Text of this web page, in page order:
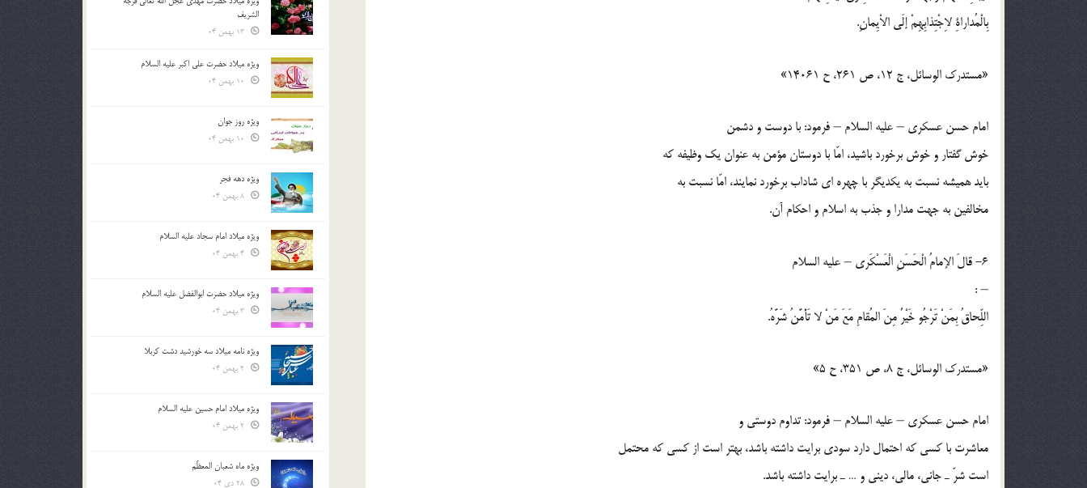
بِالْمُداراةِ لاِجْتِذابِهِمْ إلَي الاْيِمانِ.
«مستدرك الوسائل، ج 12، ص 261، ح 14061»
امام حسن عسكري – عليه السلام – فرمود: با دوست و دشمن
خوش گفتار و خوش برخورد باشيد، امّا با دوستان مؤمن به عنوان يك وظيفه كه
بايد هميشه نسبت به يكديگر با چهره اي شاداب برخورد نمايند، امّا نسبت به
مخالفين به جهت مدارا و جذب به اسلام و احكام آن.
6- قالَ الإمامُ الْحَسَنِ الْعَسْكَري – عليه السلام
– :
اللِّحاقُ بِمَنْ تَرْجُو خَيْرٌ مِنَ المُقامِ مَعَ مَنْ لا تَأْمَّنُ شَرَّهُ.
«مستدرك الوسائل، ج 8، ص 351، ح 5»
امام حسن عسكري – عليه السلام – فرمود: تداوم دوستي و
معاشرت با كسي كه احتمال دارد سودي برايت داشته باشد، بهتر است از كسي كه محتمل
است شرّ ـ جاني، مالي، ديني و … ـ برايت داشته باشد.
الشريف
ویژه میلاد حضرت علی اکبر علیه السلام
ویژه روز جوان
ویژه دهه فجر
ویژه میلاد امام سجاد علیه السلام
ویژه میلاد حضرت ابوالفضل علیه السلام
ویژه نامه میلاد سه خورشید دشت کربلا
ویژه میلاد امام حسین علیه السلام
ویژه ماه شعبان المعظّم